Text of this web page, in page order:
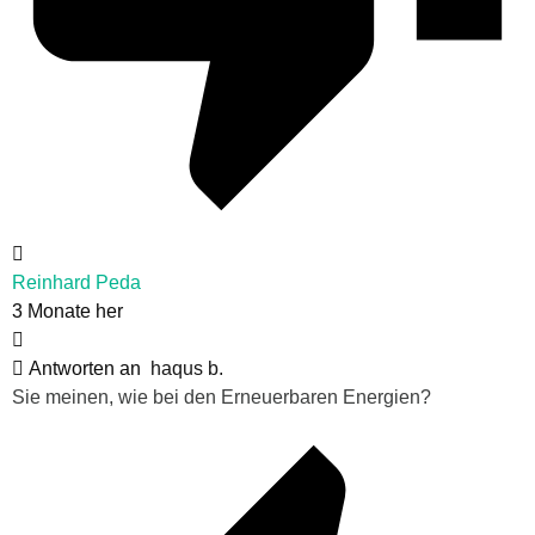
Reinhard Peda
3 Monate her
Antworten an
haqus b.
Sie meinen, wie bei den Erneuerbaren Energien?